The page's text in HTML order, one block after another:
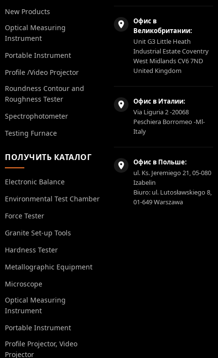
New Products
Optical Measuring
Instrument
Portable Instrument
Profile /Video Projector
Roundness Contour and
Roughness Tester
Spectrophotometer
Testing Furnace
ПОЛУЧИТЬ КАТАЛОГ
Electronic Balance
Environmental Test Chamber
Force Tester
Granite Set-up Tools
Hardness Tester
Metallographic Equipment
Microscope
Optical Measuring
Instrument
Portable Instrument
Profile Projector, Video
Projector
Офис в
Великобритании:
Unit G3 Little Heath
Industrial Estate Coventry
West Midlands CV6 7ND
United Kingdom
Офис в Италии:
Via Liguria 2 -20068
Peschiera Borromeo -Ml-
Italy
Офис в Польше:
ul. Ks. Jeremiego 21, 05-080
Izabelin
Biuro: ul. Lutosławskiego 8,
01-649 Warszawa